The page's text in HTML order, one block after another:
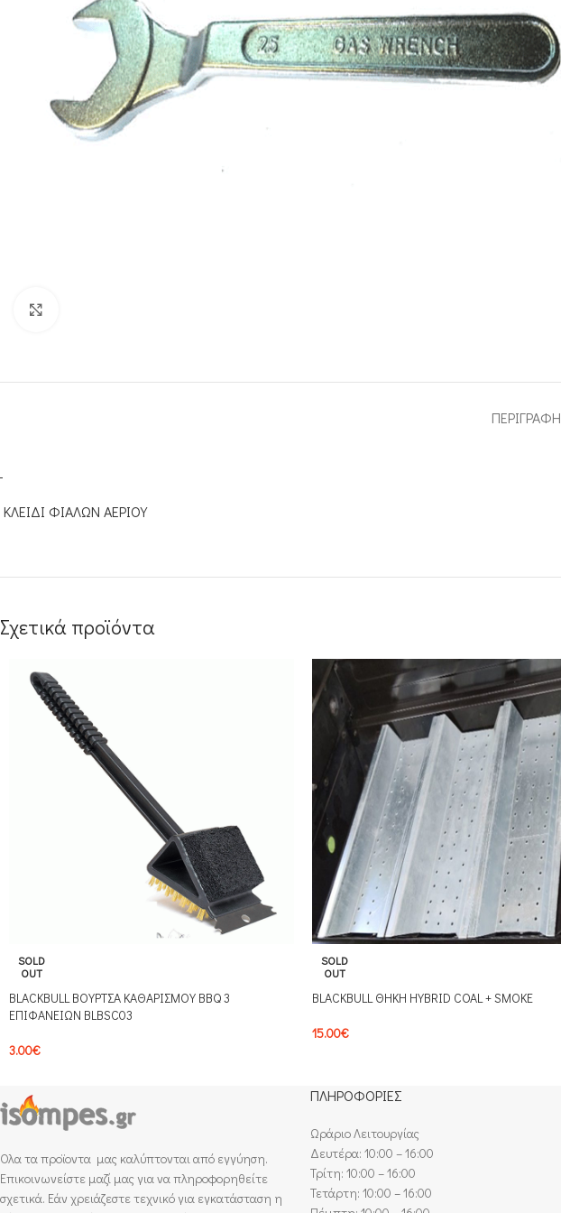
ΠΕΡΙΓΡΑΦΉ
ΚΛΕΙΔΙ ΦΙΑΛΩΝ ΑΕΡΙΟΥ
Σχετικά προϊόντα
SOLD
OUT
BLACKBULL ΒΟΥΡΤΣΑ ΚΑΘΑΡΙΣΜΟΥ BBQ 3
ΕΠΙΦΑΝΕΙΩΝ BLBSC03
3.00€
SOLD
OUT
BLACKBULL ΘΗΚΗ HYBRID COAL + SMOKE
15.00€
Ολα τα προϊοντα μας καλύπτονται από εγγύηση.
Επικοινωνείστε μαζί μας για να πληροφορηθείτε
σχετικά. Εάν χρειάζεστε τεχνικό για εγκατάσταση η
ΠΛΗΡΟΦΟΡΙΕΣ
Ωράριο Λειτουργίας
Δευτέρα: 10:00 – 16:00
Τρίτη: 10:00 – 16:00
Τετάρτη: 10:00 – 16:00